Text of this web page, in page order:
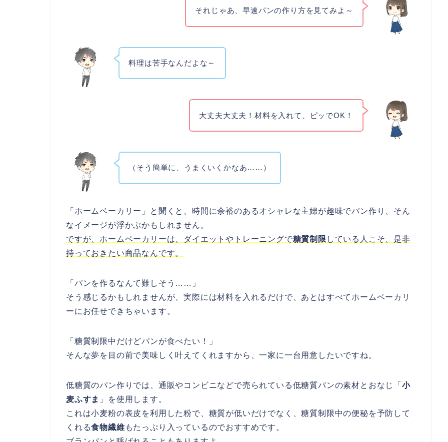
それじゃあ、早速パンの作り方を見てみよ～
料理は苦手なんだよな～
大丈夫大丈夫！材料を入れて、ピッでOK！
（そう簡単に、うまくいくかなあ……）
「ホームベーカリー」と聞くと、時間に余裕のあるオシャレな主婦が趣味でパン作り、そん
なイメージが浮かぶかもしれません。
ですが、ホームベーカリーは、ダイエットやトレーニングで糖質制限 している人こそ、是非
持っておきたい商品なんです。
「パンを作るなんて難しそう……」
そう感じるかもしれませんが、実際には材料を入れるだけで、あとはすべてホームベーカリ
ーにお任せできちゃいます。
「糖質制限中だけどパンが食べたい！」
そんな夢を目の前で美味しく叶えてくれますから、一家に一台用意したいですね。
低糖質のパン作りでは、通販やコンビニなどで売られている低糖質パンの素材とおなじ「 小
麦ふすま 」を使用します。
これは小麦粉の表皮を利用した粉で、糖質が低いだけでなく、糖質制限中の便秘を予防して
くれる食物繊維 もたっぷり入っているのでおすすめです。